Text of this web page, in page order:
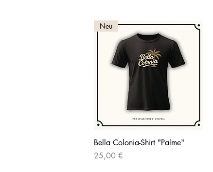
Schnellansicht
Neu
Bella Colonia-Shirt "Palme"
Preis
25,00 €